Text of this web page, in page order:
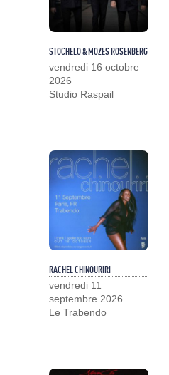
STOCHELO & MOZES ROSENBERG
vendredi 16 octobre
2026
Studio Raspail
RACHEL CHINOURIRI
vendredi 11
septembre 2026
Le Trabendo